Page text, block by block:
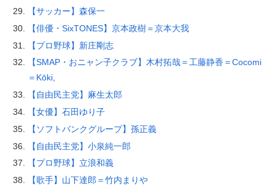
【サッカー】森保一
【俳優・SixTONES】京本政樹＝京本大我
【プロ野球】新庄剛志
【SMAP・おニャン子クラブ】木村拓哉＝工藤静香＝Cocomi
＝Kōki,
【自由民主党】麻生太郎
【女優】石田ゆり子
【ソフトバンクグループ】孫正義
【自由民主党】小泉純一郎
【プロ野球】立浪和義
【歌手】山下達郎＝竹内まりや